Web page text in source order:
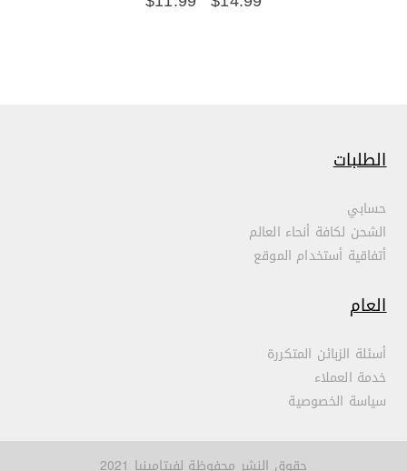
الطلبات
حسابي
الشحن لكافة أنحاء العالم
أتفاقية أستخدام الموقع
العام
أسئلة الزبائن المتكررة
خدمة العملاء
سياسة الخصوصية
حقوق النشر محفوظة لفيتامينيا 2021